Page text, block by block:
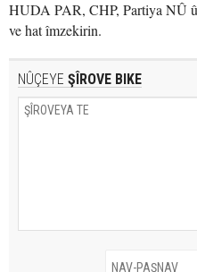
HUDA PAR, CHP, Partiya NÛ
ve hat îmzekirin.
NÛÇEYE ŞÎROVE BIKE